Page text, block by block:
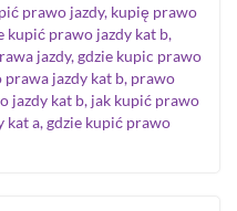
prawo jazdy, kupię prawo
kupić prawo jazdy kat b,
jazdy, gdzie kupic prawo
prawa jazdy kat b, prawo
jazdy kat b, jak kupić prawo
kat a, gdzie kupić prawo